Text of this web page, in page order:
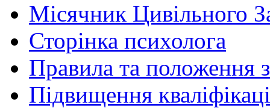
Місячник Цивільного
Сторінка психолога
Правила та положення
Підвищення